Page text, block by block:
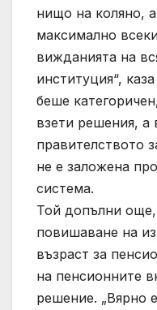
нищо на коляно,
максимално
вижданията на
институция“,
беше
взети решения, а
правителството
не е заложена
система.
Той допълни
повишаване на
възраст за
на пенсионните
решение. „Вярно